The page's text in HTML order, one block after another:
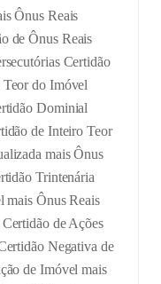
Ônus Reais
de Ônus Reais
Certidão
do Imóvel
Dominial
de Inteiro Teor
mais Ônus
Trintenária
mais Ônus Reais
Certidão de Ações
Negativa de
de Imóvel mais